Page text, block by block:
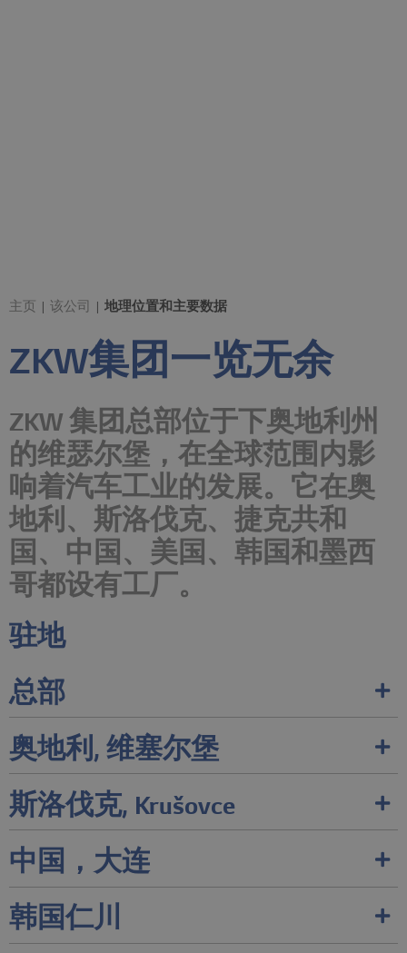
主页 该公司 地理位置和主要数据
ZKW集团一览无余
ZKW 集团总部位于下奥地利州
的维瑟尔堡，在全球范围内影
响着汽车工业的发展。它在奥
地利、斯洛伐克、捷克共和
国、中国、美国、韩国和墨西
哥都设有工厂。
驻地
总部
奥地利, 维塞尔堡
斯洛伐克, Krušovce
中国，大连
韩国仁川